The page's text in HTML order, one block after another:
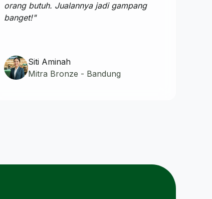
orang butuh. Jualannya jadi gampang
banget!"
Siti Aminah
Mitra Bronze - Bandung